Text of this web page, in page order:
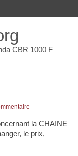
CBR 1000 F
la CHAINE
le prix,